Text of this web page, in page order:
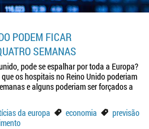
PODEM FICAR
SEMANAS
pode se espalhar por toda a Europa?
os hospitais no Reino Unido poderiam
e alguns poderiam ser forçados a
da europa economia
previsão